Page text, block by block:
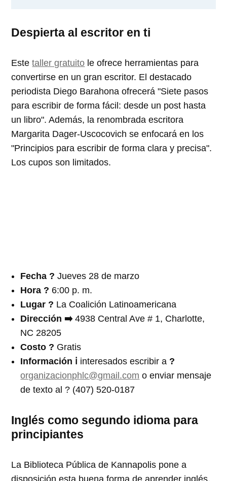
Despierta al escritor en ti
Estetaller gratuito le ofrece herramientas para
convertirse en un gran escritor. El destacado
periodista Diego Barahona ofrecerá "Siete pasos
para escribir de forma fácil: desde un post hasta
un libro". Además, la renombrada escritora
Margarita Dager-Uscocovich se enfocará en los
"Principios para escribir de forma clara y precisa".
Los cupos son limitados.
Fecha ?️ Jueves 28 de marzo
Hora ? 6:00 p. m.
Lugar ? La Coalición Latinoamericana
Dirección ➡️4938 Central Ave # 1, Charlotte,
NC 28205
Costo ? Gratis
Información ℹ️ interesados escribir a ?
organizacionphlc@gmail.com o enviar mensaje
de texto al ? (407) 520-0187
Inglés como segundo idioma para
principiantes
La Biblioteca Pública de Kannapolis pone a
disposición esta buena forma de aprender inglés,